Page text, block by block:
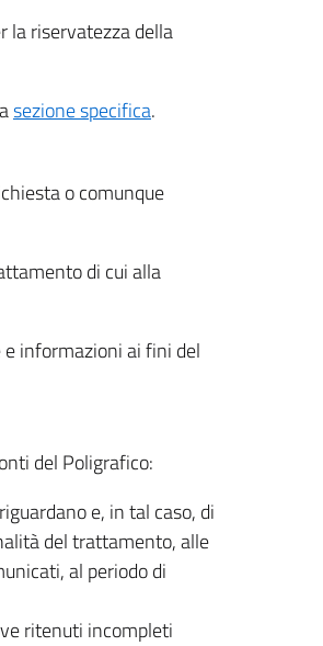
la riservatezza della
sezione specifica.
o comunque
di cui alla
e informazioni ai fini del
del Poligrafico:
e, in tal caso, di
del trattamento, alle
al periodo di
ritenuti incompleti